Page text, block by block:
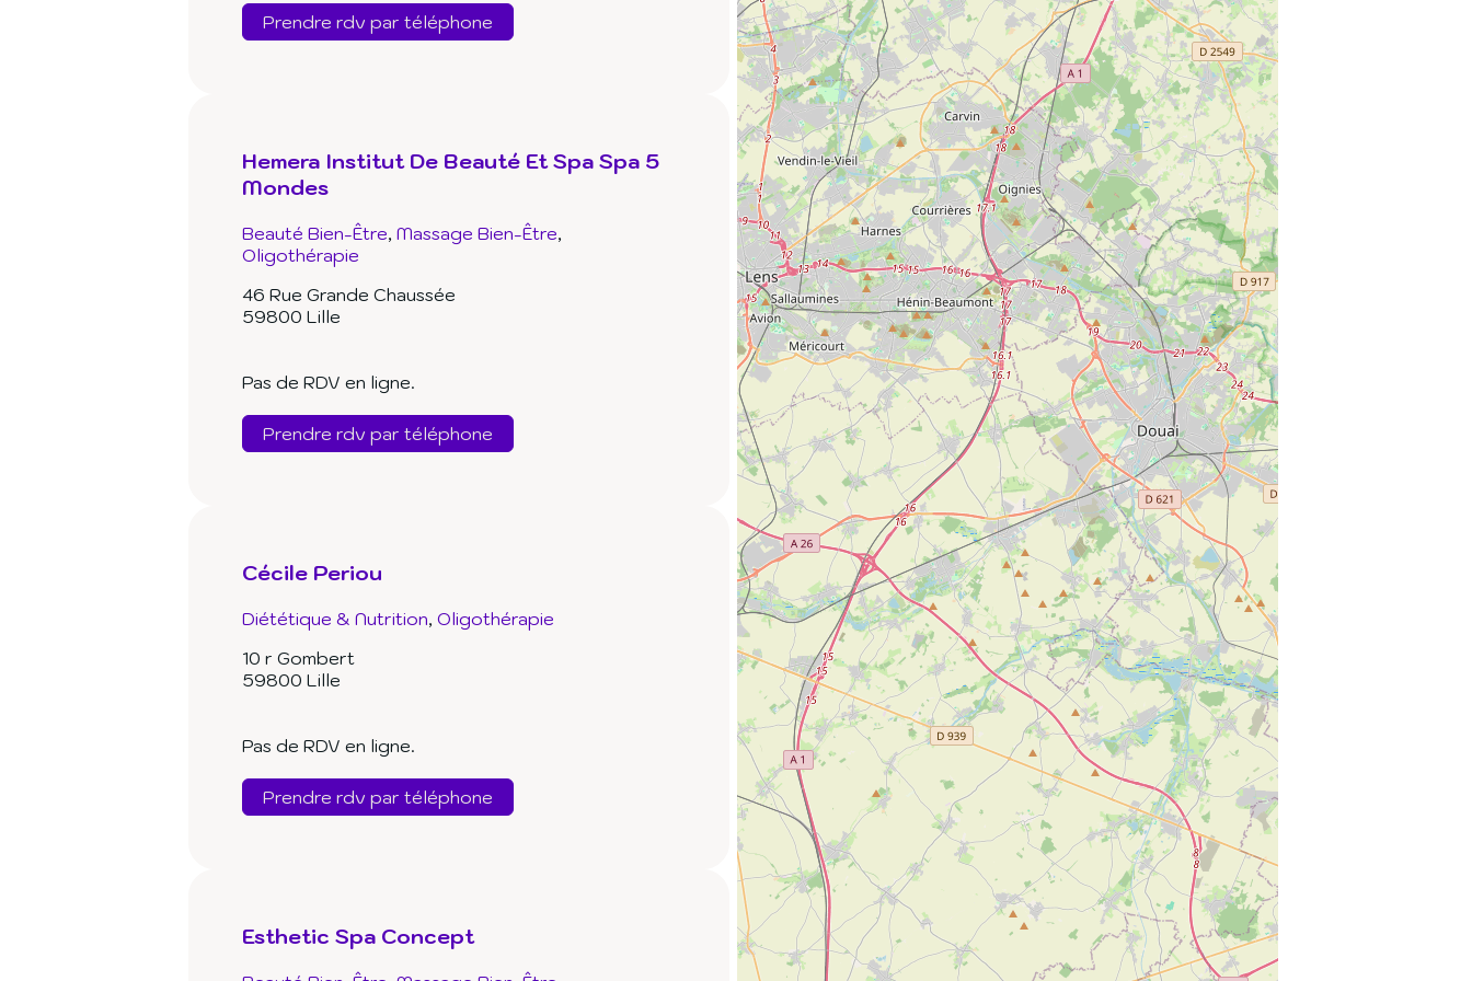
Prendre rdv par téléphone
Hemera Institut De Beauté Et Spa Spa 5
Mondes
Beauté Bien-Être Massage Bien-Être
Oligothérapie
46 Rue Grande Chaussée
59800 Lille
Pas de RDV en ligne.
Prendre rdv par téléphone
Cécile Periou
Diététique & Nutrition Oligothérapie
10 r Gombert
59800 Lille
Pas de RDV en ligne.
Prendre rdv par téléphone
Esthetic Spa Concept